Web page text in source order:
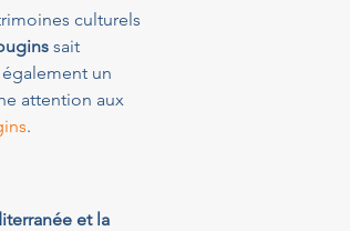
culturels
sait
un
attention aux
.
et la